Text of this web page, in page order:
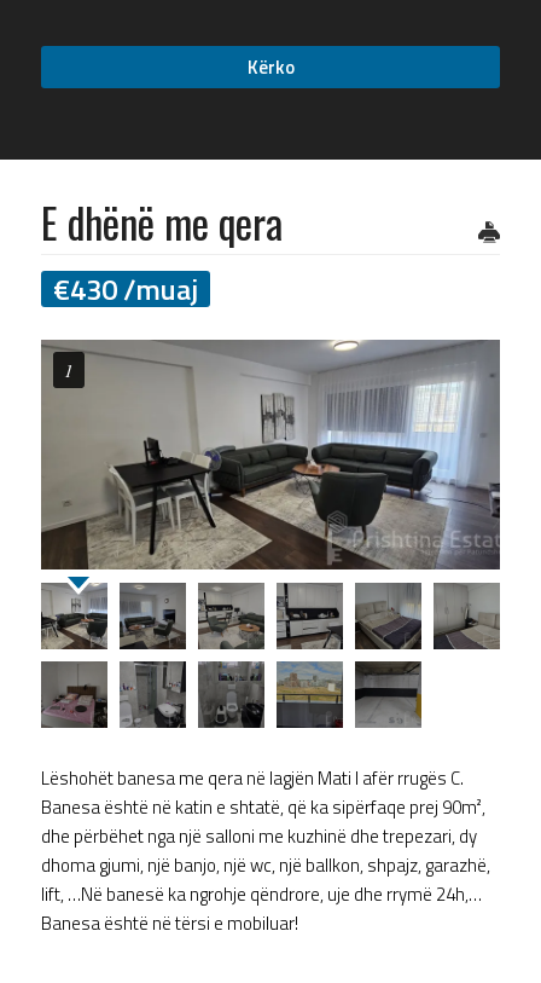
E dhënë me qera
€430/muaj
1
Lëshohët banesa me qera në lagjën Mati I afër rrugës C.
Banesa është në katin e shtatë, që ka sipërfaqe prej 90m²,
dhe përbëhet nga një salloni me kuzhinë dhe trepezari, dy
dhoma gjumi, një banjo, një wc, një ballkon, shpajz, garazhë,
lift, …Në banesë ka ngrohje qëndrore, uje dhe rrymë 24h,…
Banesa është në tërsi e mobiluar!